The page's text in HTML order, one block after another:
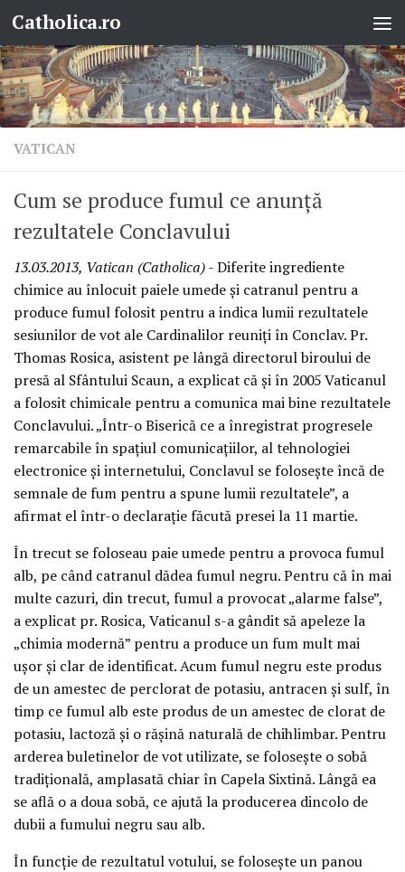
Skip to content
Catholica.ro
VATICAN
Cum se produce fumul ce anunţă
rezultatele Conclavului
13.03.2013, Vatican (Catholica)- Diferite ingrediente
chimice au înlocuit paiele umede şi catranul pentru a
produce fumul folosit pentru a indica lumii rezultatele
sesiunilor de vot ale Cardinalilor reuniţi în Conclav. Pr.
Thomas Rosica, asistent pe lângă directorul biroului de
presă al Sfântului Scaun, a explicat că şi în 2005 Vaticanul
a folosit chimicale pentru a comunica mai bine rezultatele
Conclavului. „Într-o Biserică ce a înregistrat progresele
remarcabile în spaţiul comunicaţiilor, al tehnologiei
electronice şi internetului, Conclavul se foloseşte încă de
semnale de fum pentru a spune lumii rezultatele”, a
afirmat el într-o declaraţie făcută presei la 11 martie.
În trecut se foloseau paie umede pentru a provoca fumul
alb, pe când catranul dădea fumul negru. Pentru că în mai
multe cazuri, din trecut, fumul a provocat „alarme false”,
a explicat pr. Rosica, Vaticanul s-a gândit să apeleze la
„chimia modernă” pentru a produce un fum mult mai
uşor şi clar de identificat. Acum fumul negru este produs
de un amestec de perclorat de potasiu, antracen şi sulf, în
timp ce fumul alb este produs de un amestec de clorat de
potasiu, lactoză şi o răşină naturală de chihlimbar. Pentru
arderea buletinelor de vot utilizate, se foloseşte o sobă
tradiţională, amplasată chiar în Capela Sixtină. Lângă ea
se află o a doua sobă, ce ajută la producerea dincolo de
dubii a fumului negru sau alb.
În funcţie de rezultatul votului, se foloseşte un panou